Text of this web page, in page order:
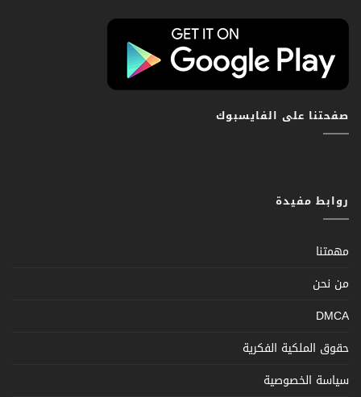
صفحتنا على الفايسبوك
روابط مفيدة
مهمتنا
من نحن
DMCA
حقوق الملكية الفكرية
سياسة الخصوصية